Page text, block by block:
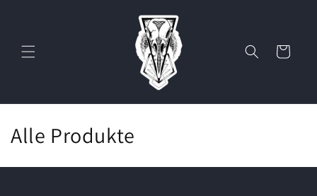
Warenkorb
K
a
Alle Produkte